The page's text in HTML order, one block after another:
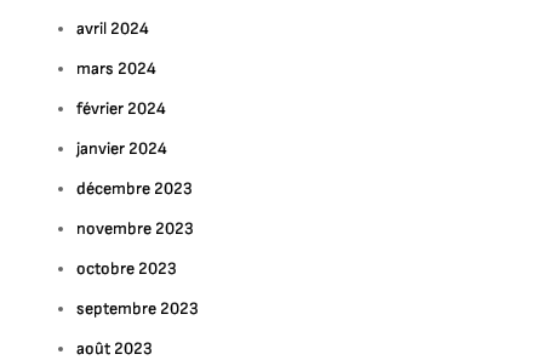
avril 2024
mars 2024
février 2024
janvier 2024
décembre 2023
novembre 2023
octobre 2023
septembre 2023
août 2023